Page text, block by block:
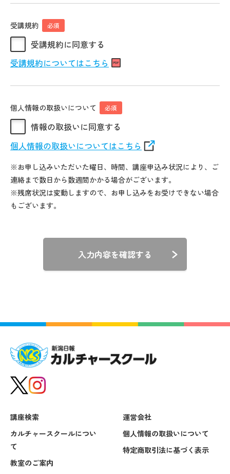
受講規約 必須
受講規約に同意する
受講規約についてはこちら
個人情報の取扱いについて 必須
情報の取扱いに同意する
個人情報の取扱いについてはこちら
※お申し込みいただいた曜日、時間、講座申込み状況により、ご
連絡まで数日から数週間かかる場合がございます。
※残席状況は変動しますので、お申し込みをお受けできない場合
もございます。
入力内容を確認する
講座検索
カルチャースクールについ
て
教室のご案内
運営会社
個人情報の取扱いについて
特定商取引法に基づく表示